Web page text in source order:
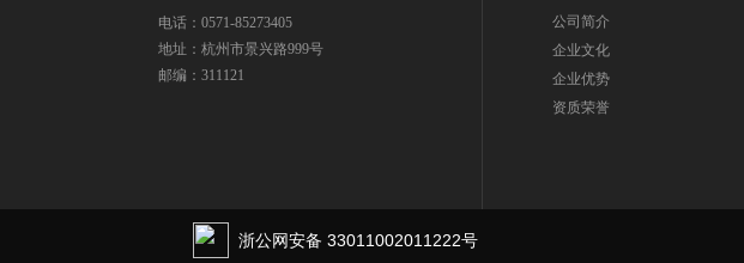
电话： 0571-85273405
地址： 杭州市景兴路999号
邮编： 311121
公司简介
企业文化
企业优势
资质荣誉
浙公网安备 33011002011222号